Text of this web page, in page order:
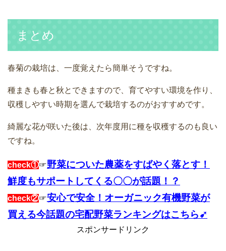
まとめ
春菊の栽培は、一度覚えたら簡単そうですね。
種まきも春と秋とできますので、育てやすい環境を作り、
収穫しやすい時期を選んで栽培するのがおすすめです。
綺麗な花が咲いた後は、次年度用に種を収穫するのも良い
ですね。
check①☞野菜についた農薬をすばやく落とす！
鮮度もサポートしてくる〇〇が話題！？
check②☞安心で安全！オーガニック有機野菜が
買える今話題の宅配野菜ランキングはこちら➹
スポンサードリンク